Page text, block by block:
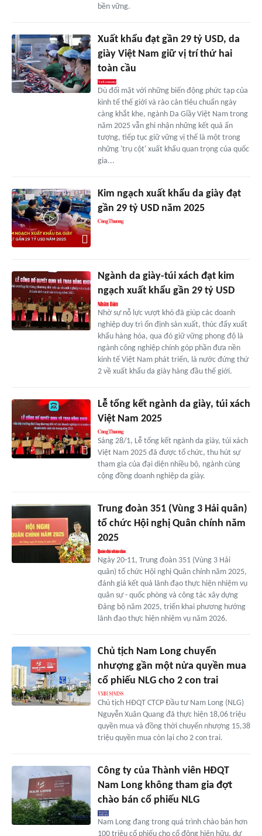
bền vững.
Xuất khẩu đạt gần 29 tỷ USD, da
giày Việt Nam giữ vị trí thứ hai
toàn cầu
Dù đối mặt với những biến động phức tạp của
kinh tế thế giới và rào cản tiêu chuẩn ngày
càng khắt khe, ngành Da Giầy Việt Nam trong
năm 2025 vẫn ghi nhận những kết quả ấn
tượng, tiếp tục giữ vững vị thế là một trong
những 'trụ cột' xuất khẩu quan trọng của quốc
gia...
Kim ngạch xuất khẩu da giày đạt
gần 29 tỷ USD năm 2025
Ngành da giày-túi xách đạt kim
ngạch xuất khẩu gần 29 tỷ USD
Nhờ sự nỗ lực vượt khó đã giúp các doanh
nghiệp duy trì ổn định sản xuất, thúc đẩy xuất
khẩu hàng hóa, qua đó giữ vững phong độ là
ngành công nghiệp chính góp phần đưa nền
kinh tế Việt Nam phát triển, là nước đứng thứ
2 về xuất khẩu da giày hàng đầu thế giới.
Lễ tổng kết ngành da giày, túi xách
Việt Nam 2025
Sáng 28/1, Lễ tổng kết ngành da giày, túi xách
Việt Nam 2025 đã được tổ chức, thu hút sự
tham gia của đại diện nhiều bộ, ngành cùng
cộng đồng doanh nghiệp da giày.
Trung đoàn 351 (Vùng 3 Hải quân)
tổ chức Hội nghị Quân chính năm
2025
Ngày 20-11, Trung đoàn 351 (Vùng 3 Hải
quân) tổ chức Hội nghị Quân chính năm 2025,
đánh giá kết quả lãnh đạo thực hiện nhiệm vụ
quân sự - quốc phòng và công tác xây dựng
Đảng bộ năm 2025, triển khai phương hướng
lãnh đạo thực hiện nhiệm vụ năm 2026.
Chủ tịch Nam Long chuyển
nhượng gần một nửa quyền mua
cổ phiếu NLG cho 2 con trai
Chủ tịch HĐQT CTCP Đầu tư Nam Long (NLG)
Nguyễn Xuân Quang đã thực hiện 18,06 triệu
quyền mua và đồng thời chuyển nhượng 15,38
triệu quyền mua còn lại cho 2 con trai.
Công ty của Thành viên HĐQT
Nam Long không tham gia đợt
chào bán cổ phiếu NLG
Nam Long đang trong quá trình chào bán hơn
100 triệu cổ phiếu cho cổ đông hiện hữu, dự